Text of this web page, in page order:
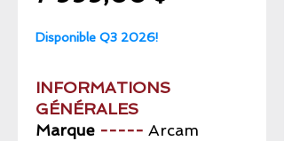
Disponible Q3 2026!
INFORMATIONS
GÉNÉRALES
Marque ----- Arcam